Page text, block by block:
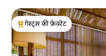
गेस्ट्स का टॉप फ़ेवरेट
गेस्ट्स की फ़ेवरेट